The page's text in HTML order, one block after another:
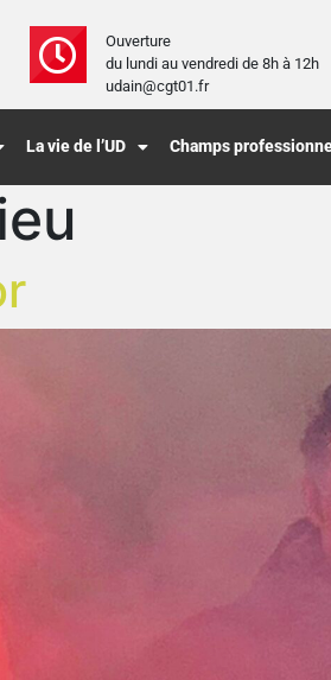
Ouverture
du lundi au vendredi de 8h à 12h
udain@cgt01.fr
La vie de l’UD Champs